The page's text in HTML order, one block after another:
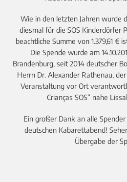
Wie in den letzten Jahren wurde
diesmal für die SOS Kinderdörfer
beachtliche Summe von 1.379,61 €
Die Spende wurde am
Brandenburg, seit 2014 deutscher
Herrn Dr. Alexander Rathenau,
Veranstaltung vor Ort
Crianças SOS“ nahe
Ein großer Dank an alle
deutschen Kabarettabend!
Übergabe der